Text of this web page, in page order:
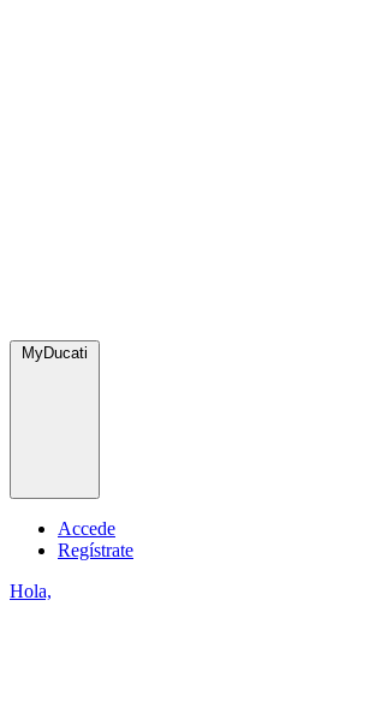
MyDucati
Accede
Regístrate
Hola,